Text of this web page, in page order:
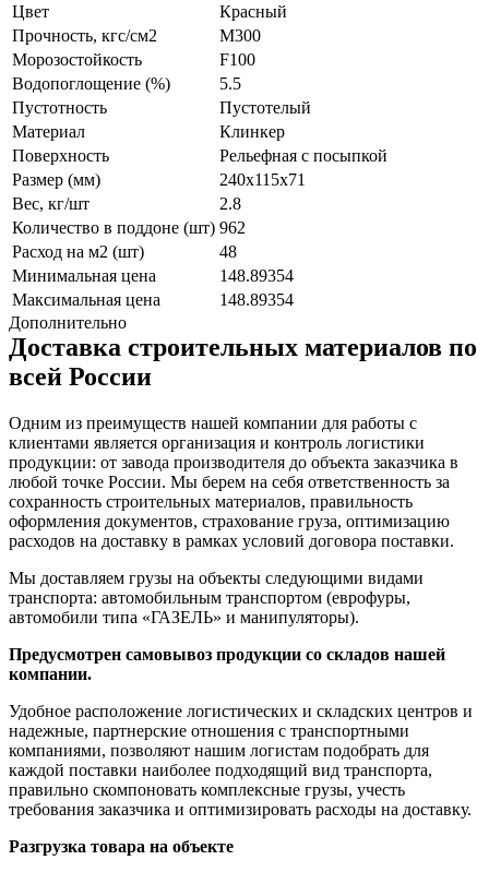
Цвет
Красный
Прочность, кгс/см2
M300
Морозостойкость
F100
Водопоглощение (%)
5.5
Пустотность
Пустотелый
Материал
Клинкер
Поверхность
Рельефная с посыпкой
Размер (мм)
240x115x71
Вес, кг/шт
2.8
Количество в поддоне (шт) 962
Расход на м2 (шт)
48
Минимальная цена
148.89354
Максимальная цена
148.89354
Дополнительно
Доставка строительных материалов по
всей России
Одним из преимуществ нашей компании для работы с
клиентами является организация и контроль логистики
продукции: от завода производителя до объекта заказчика в
любой точке России. Мы берем на себя ответственность за
сохранность строительных материалов, правильность
оформления документов, страхование груза, оптимизацию
расходов на доставку в рамках условий договора поставки.
Мы доставляем грузы на объекты следующими видами
транспорта: автомобильным транспортом (еврофуры,
автомобили типа «ГАЗЕЛЬ» и манипуляторы).
Предусмотрен самовывоз продукции со складов нашей
компании.
Удобное расположение логистических и складских центров и
надежные, партнерские отношения с транспортными
компаниями, позволяют нашим логистам подобрать для
каждой поставки наиболее подходящий вид транспорта,
правильно скомпоновать комплексные грузы, учесть
требования заказчика и оптимизировать расходы на доставку.
Разгрузка товара на объекте